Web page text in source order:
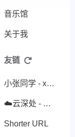
音乐馆
关于我
友链
小张同学 - xiaozhangStu
☁️云深处 - 只在此山中，云深不知处。
Shorter URL